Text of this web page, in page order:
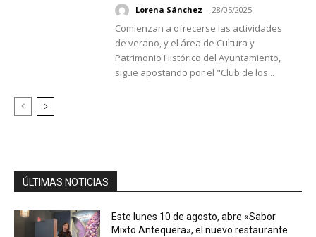
Lorena Sánchez - 28/05/2025
Comienzan a ofrecerse las actividades
de verano, y el área de Cultura y
Patrimonio Histórico del Ayuntamiento,
sigue apostando por el "Club de los...
ÚLTIMAS NOTICIAS
Este lunes 10 de agosto, abre «Sabor
Mixto Antequera», el nuevo restaurante